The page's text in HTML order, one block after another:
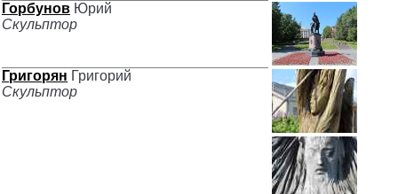
Горбунов Юрий
Скульптор
Григорян Григорий
Скульптор